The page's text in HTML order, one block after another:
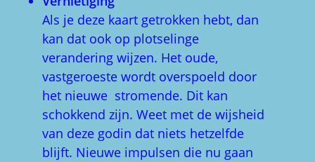
Als je deze kaart getrokken hebt, dan
kan dat ook op plotselinge
verandering wijzen. Het oude,
vastgeroeste wordt overspoeld door
het nieuwe stromende. Dit kan
schokkend zijn. Weet met de wijsheid
van deze godin dat niets hetzelfde
blijft. Nieuwe impulsen die nu gaan